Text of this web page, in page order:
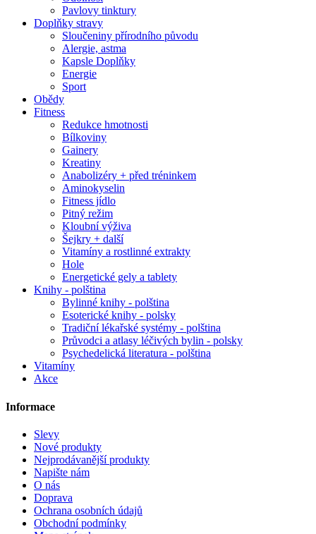
Pavlovy tinktury
Doplňky stravy
Sloučeniny přírodního původu
Alergie, astma
Kapsle Doplňky
Energie
Sport
Obědy
Fitness
Redukce hmotnosti
Bílkoviny
Gainery
Kreatiny
Anabolizéry + před tréninkem
Aminokyselin
Fitness jídlo
Pitný režim
Kloubní výživa
Šejkry + další
Vitamíny a rostlinné extrakty
Hole
Energetické gely a tablety
Knihy - polština
Bylinné knihy - polština
Esoterické knihy - polsky
Tradiční lékařské systémy - polština
Průvodci a atlasy léčivých bylin - polsky
Psychedelická literatura - polština
Vitamíny
Akce
Informace
Slevy
Nové produkty
Nejprodávanější produkty
Napište nám
O nás
Doprava
Ochrana osobních údajů
Obchodní podmínky